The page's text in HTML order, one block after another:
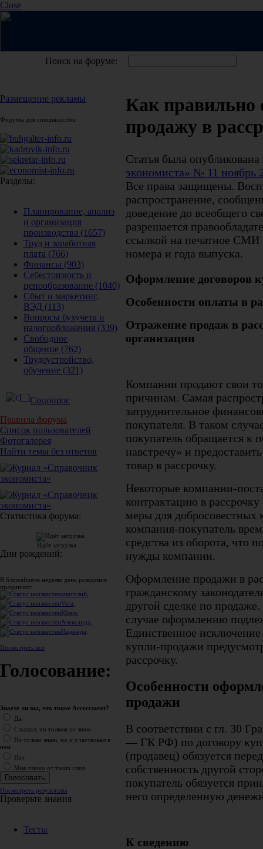
Close
Поиск на форуме:
Размещение рекламы
Форумы для специалистов:
Разделы:
Планирование, анализ
и организация
производства (1657)
Труд и заработная
плата (766)
Финансы (903)
Себестоимость и
ценообразование (1040)
Сбыт и маркетинг,
ВЭД (113)
Вопросы бухучета и
налогообложения (339)
Свободное
общение (762)
Трудоустройство,
обучение (321)
Соцопрос
Правила форума
Список пользователей
Фотогалерея
Найти темы без ответов
Статистика форума:
Идёт загрузка…
Дни рождений:
В ближайшую неделю день рождения
празднуют:
анатолий
Vera
Юлия
Александр
Надежда
Посмотреть все
Голосование:
Знаете ли вы, что такое Ассессмент?
Да
Слышал, но толком не знаю
Не только знаю, но и участвовал в
нем
Нет
Мне плохо от таких слов
Посмотреть результаты
Проверьте знания
Тесты
Как правильно
продажу в
Статья была
экономиста» № 11 ноябрь
Все права защищены.
распространение,
доведение до всеобщего
разрешается
ссылкой на печатное СМИ
номера и года выпуска.
Оформление договоров
Особенности оплаты в
Отражение продаж в
организации
Компании продают свои
причинам. Самая
затруднительное
покупателя. В таком
покупатель обращается к
навстречу» и
товар в рассрочку.
Некоторые компании-
контрактацию в
меры для добросовестных
компания-покупатель
средства из оборота, что
нужды компании.
Оформление продажи в
гражданскому
другой сделке по
случае оформлению
Единственное
купли-продажи
рассрочку.
Особенности
продажи
В соответствии с гл. 30
— ГК РФ) по договору
(продавец) обязуется
собственность другой
покупатель обязуется
него определенную
К сведению